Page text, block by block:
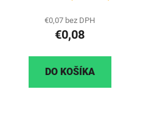
€0,07 bez DPH
€0,08
DO KOŠÍKA